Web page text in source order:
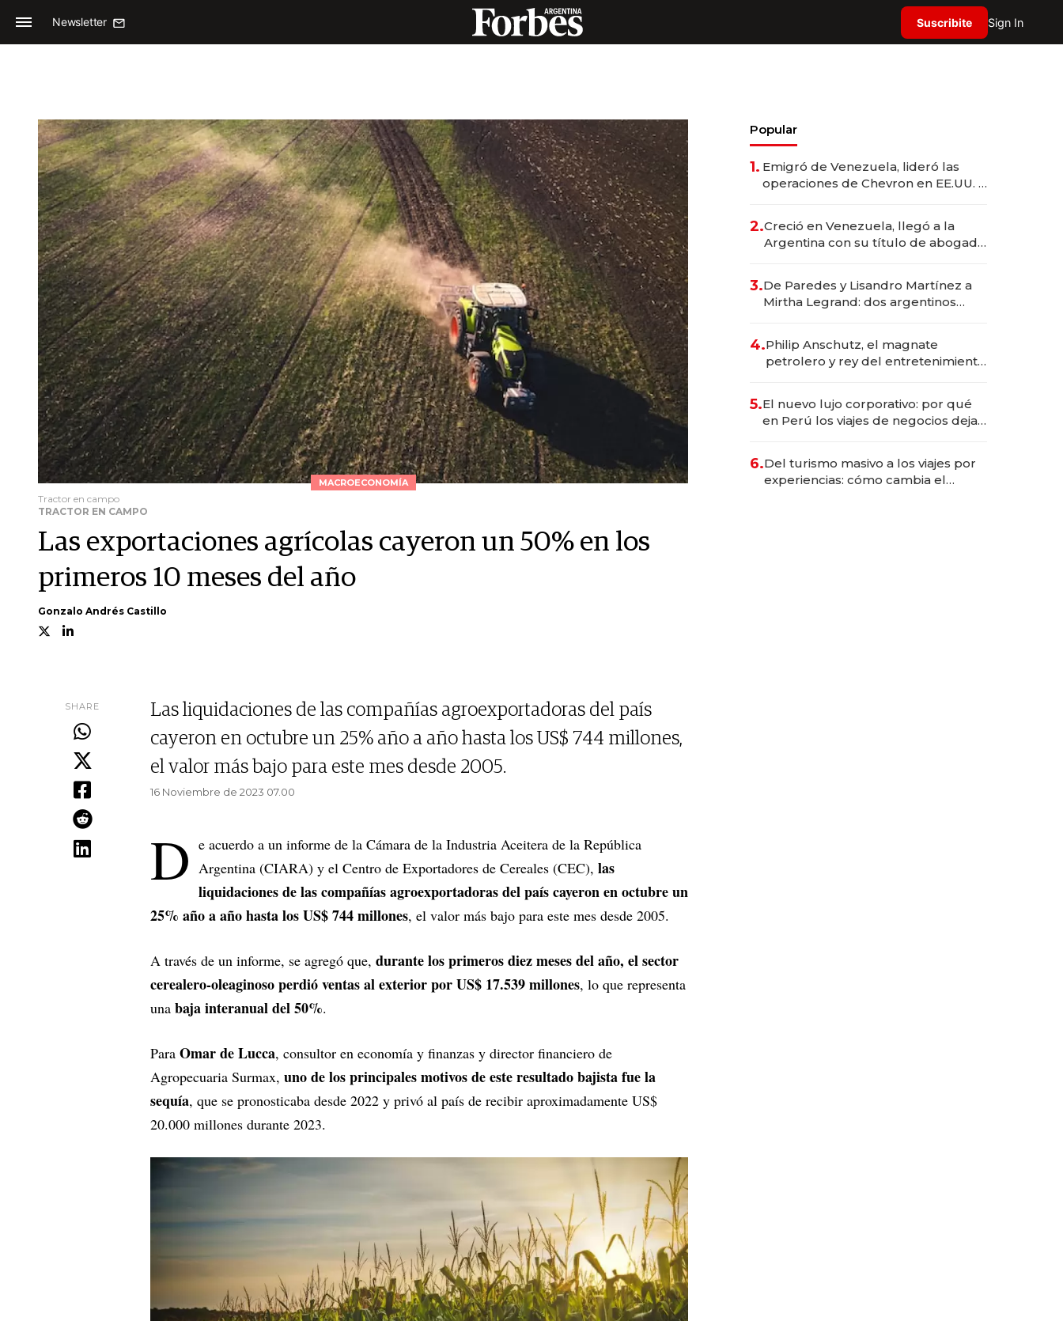
Newsletter Suscribite Sign In
MACROECONOMÍA
Tractor en campo
TRACTOR EN CAMPO
Las exportaciones agrícolas cayeron un 50% en los
primeros 10 meses del año
Gonzalo Andrés Castillo
SHARE
Las liquidaciones de las compañías agroexportadoras del país
cayeron en octubre un 25% año a año hasta los US$ 744 millones,
el valor más bajo para este mes desde 2005.
16 Noviembre de 2023 07.00
D e acuerdo a un informe de la Cámara de la Industria Aceitera de la República
Argentina (CIARA) y el Centro de Exportadores de Cereales (CEC), las
liquidaciones de las compañías agroexportadoras del país cayeron en octubre un
25% año a año hasta los US$ 744 millones, el valor más bajo para este mes desde 2005.
A través de un informe, se agregó que, durante los primeros diez meses del año, el sector
cerealero-oleaginoso perdió ventas al exterior por US$ 17.539 millones, lo que representa
una baja interanual del 50%.
Para Omar de Lucca, consultor en economía y finanzas y director financiero de
Agropecuaria Surmax, uno de los principales motivos de este resultado bajista fue la
sequía, que se pronosticaba desde 2022 y privó al país de recibir aproximadamente US$
20.000 millones durante 2023.
Popular
1. Emigró de Venezuela, lideró las
operaciones de Chevron en EE.UU. y
2.Creció en Venezuela, llegó a la
Argentina con su título de abogado
marcas "fast premium"
3.De Paredes y Lisandro Martínez a
Mirtha Legrand: dos argentinos
4.Philip Anschutz, el magnate
petrolero y rey del entretenimiento
5.El nuevo lujo corporativo: por qué
en Perú los viajes de negocios dejan
6.Del turismo masivo a los viajes por
experiencias: cómo cambia el